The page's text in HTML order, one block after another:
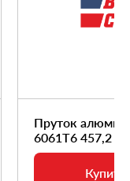
Пруток
6061Т6 457,2
Купить